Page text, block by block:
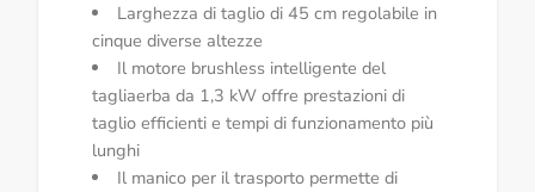
Larghezza di taglio di 45 cm regolabile in
cinque diverse altezze
Il motore brushless intelligente del
tagliaerba da 1,3 kW offre prestazioni di
taglio efficienti e tempi di funzionamento più
lunghi
Il manico per il trasporto permette di